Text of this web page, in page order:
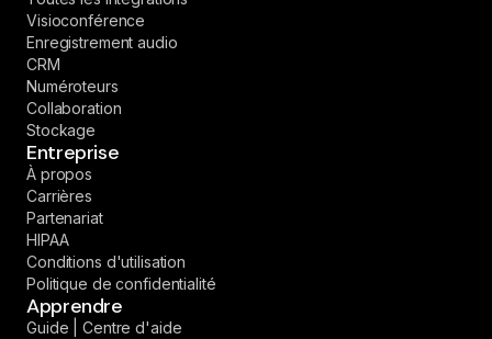
Visioconférence
Enregistrement audio
CRM
Numéroteurs
Collaboration
Stockage
Entreprise
À propos
Carrières
Partenariat
HIPAA
Conditions d'utilisation
Politique de confidentialité
Apprendre
Guide | Centre d'aide